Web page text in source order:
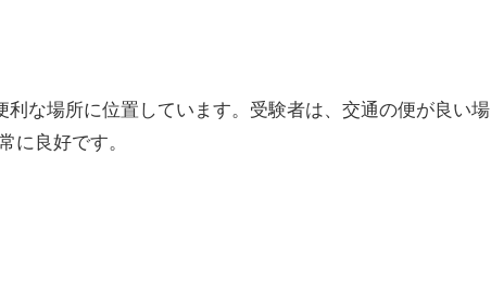
な場所に位置しています。受験者は、交通の便が良い場
に良好です。